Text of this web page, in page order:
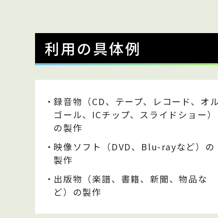
利用の具体例
・録音物（CD、テープ、レコード、オ
ゴール、ICチップ、スライドショー）
の製作
・映像ソフト（DVD、Blu-rayなど）の
製作
・ 出版物（楽譜、書籍、新聞、物品な
ど）の製作